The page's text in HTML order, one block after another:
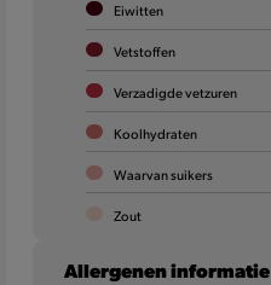
Eiwitten
Vetstoffen
Verzadigde vetzuren
Koolhydraten
Waarvan suikers
Zout
Allergenen informatie